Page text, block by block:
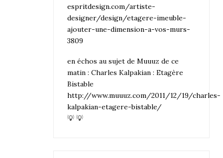
espritdesign.com/artiste-
designer/design/etagere-imeuble-
ajouter-une-dimension-a-vos-murs-
3809
en échos au sujet de Muuuz de ce
matin : Charles Kalpakian : Etagère
Bistable
http://www.muuuz.com/2011/12/19/charles-
kalpakian-etagere-bistable/
💡 💡